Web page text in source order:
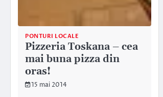
PONTURI LOCALE
Pizzeria Toskana – cea
mai buna pizza din
oras!
15 mai 2014